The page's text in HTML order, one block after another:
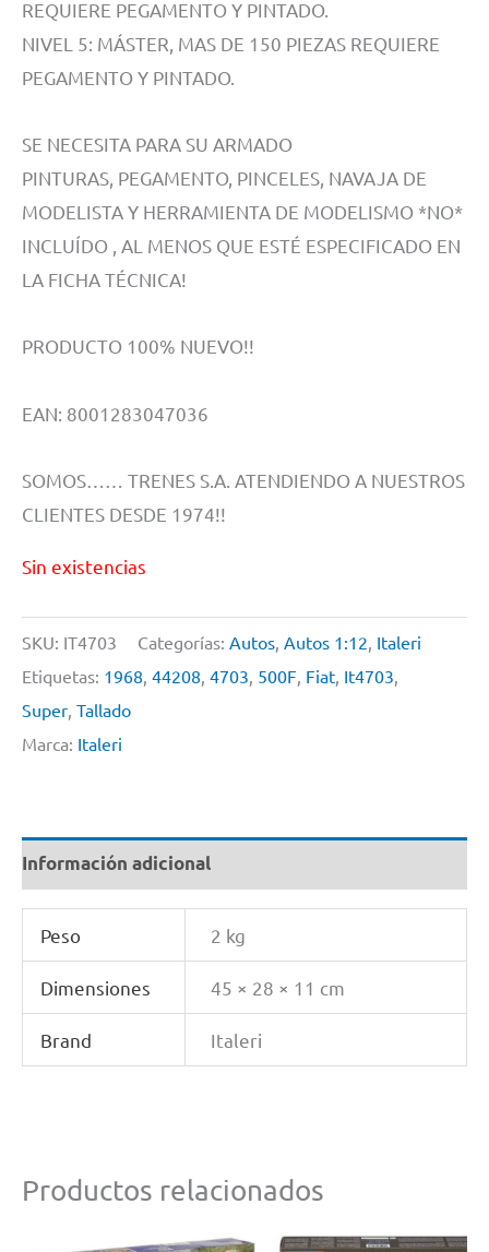
REQUIERE PEGAMENTO Y PINTADO.
NIVEL 5: MÁSTER, MAS DE 150 PIEZAS REQUIERE
PEGAMENTO Y PINTADO.
SE NECESITA PARA SU ARMADO
PINTURAS, PEGAMENTO, PINCELES, NAVAJA DE
MODELISTA Y HERRAMIENTA DE MODELISMO *NO*
INCLUÍDO , AL MENOS QUE ESTÉ ESPECIFICADO EN
LA FICHA TÉCNICA!
PRODUCTO 100% NUEVO!!
EAN: 8001283047036
SOMOS…… TRENES S.A. ATENDIENDO A NUESTROS
CLIENTES DESDE 1974!!
Sin existencias
SKU: IT4703 Categorías: Autos, Autos 1:12, Italeri
Etiquetas: 1968, 44208, 4703, 500F, Fiat, It4703,
Super, Tallado
Marca: Italeri
Información adicional
Peso 2 kg
Dimensiones 45 × 28 × 11 cm
Brand Italeri
Productos relacionados